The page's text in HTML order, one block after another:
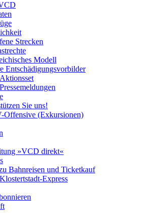
Strecken
Modell
Entschädigungsvorbilder
Sie uns!
(Exkursionen)
»VCD direkt«
Bahnreisen und Ticketkauf
Express